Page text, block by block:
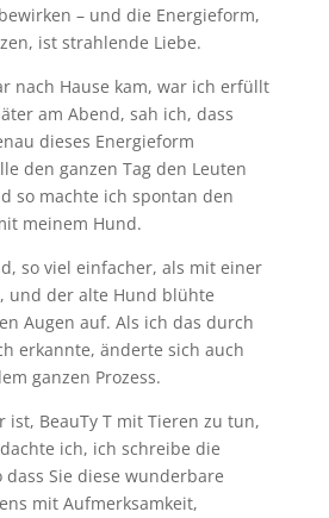
– und die Energieform,
ist strahlende Liebe.
nach Hause kam, war ich erfüllt
am Abend, sah ich, dass
dieses Energieform
den ganzen Tag den Leuten
so machte ich spontan den
meinem Hund.
so viel einfacher, als mit einer
und der alte Hund blühte
Augen auf. Als ich das durch
erkannte, änderte sich auch
ganzen Prozess.
ist, BeauTy T mit Tieren zu tun,
ich, ich schreibe die
Sie diese wunderbare
mit Aufmerksamkeit,